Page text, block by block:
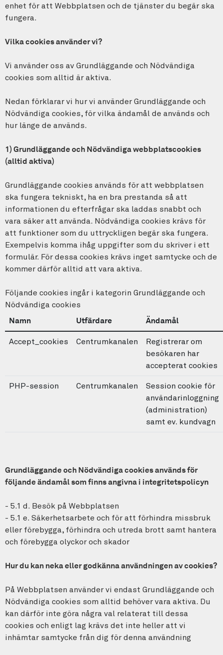
enhet för att Webbplatsen och de tjänster du begär ska
fungera.
Vilka cookies använder vi?
Vi använder oss av Grundläggande och Nödvändiga
cookies som alltid är aktiva.
Nedan förklarar vi hur vi använder Grundläggande och
Nödvändiga cookies, för vilka ändamål de används och
hur länge de används.
1) Grundläggande och Nödvändiga webbplatscookies
(alltid aktiva)
Grundläggande cookies används för att webbplatsen
ska fungera tekniskt, ha en bra prestanda så att
informationen du efterfrågar ska laddas snabbt och
vara säker att använda. Nödvändiga cookies krävs för
att funktioner som du uttryckligen begär ska fungera.
Exempelvis komma ihåg uppgifter som du skriver i ett
formulär. För dessa cookies krävs inget samtycke och de
kommer därför alltid att vara aktiva.
Följande cookies ingår i kategorin Grundläggande och
Nödvändiga cookies
Namn Utfärdare Ändamål
Accept_cookies Centrumkanalen
Registrerar om
besökaren har
accepterat cookies
PHP-session Centrumkanalen
Session cookie för
användarinloggning
(administration)
samt ev. kundvagn
Grundläggande och Nödvändiga cookies används för
följande ändamål som finns angivna i integritetspolicyn
- 5.1 d. Besök på Webbplatsen
- 5.1 e. Säkerhetsarbete och för att förhindra missbruk
eller förebygga, förhindra och utreda brott samt hantera
och förebygga olyckor och skador
Hur du kan neka eller godkänna användningen av cookies?
På Webbplatsen använder vi endast Grundläggande och
Nödvändiga cookies som alltid behöver vara aktiva. Du
kan därför inte göra några val relaterat till dessa
cookies och enligt lag krävs det inte heller att vi
inhämtar samtycke från dig för denna användning